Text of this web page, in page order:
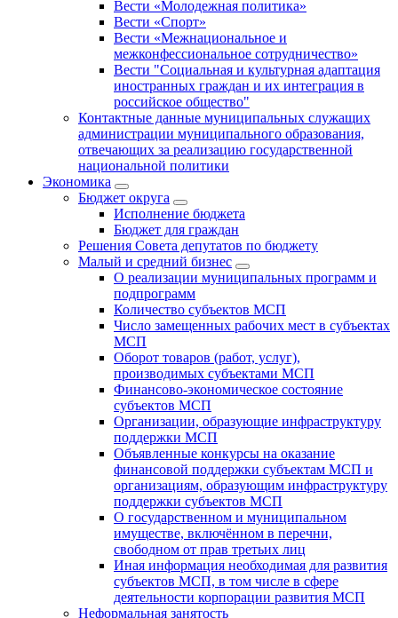
Вести «Молодежная политика»
Вести «Спорт»
Вести «Межнациональное и
межконфессиональное сотрудничество»
Вести "Социальная и культурная адаптация
иностранных граждан и их интеграция в
российское общество"
Контактные данные муниципальных служащих
администрации муниципального образования,
отвечающих за реализацию государственной
национальной политики
Экономика
Бюджет округa
Исполнение бюджета
Бюджет для граждан
Решения Совета депутатов по бюджету
Малый и средний бизнес
О реализации муниципальных программ и
подпрограмм
Количество субъектов МСП
Число замещенных рабочих мест в субъектах
МСП
Оборот товаров (работ, услуг),
производимых субъектами МСП
Финансово-экономическое состояние
субъектов МСП
Организации, образующие инфраструктуру
поддержки МСП
Объявленные конкурсы на оказание
финансовой поддержки субъектам МСП и
организациям, образующим инфраструктуру
поддержки субъектов МСП
О государственном и муниципальном
имуществе, включённом в перечни,
свободном от прав третьих лиц
Иная информация необходимая для развития
субъектов МСП, в том числе в сфере
деятельности корпорации развития МСП
Неформальная занятость